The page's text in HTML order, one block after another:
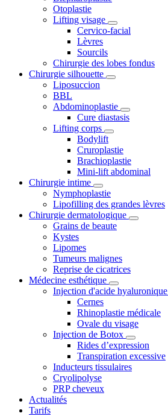
Otoplastie
Lifting visage
Cervico-facial
Lèvres
Sourcils
Chirurgie des lobes fondus
Chirurgie silhouette
Liposuccion
BBL
Abdominoplastie
Cure diastasis
Lifting corps
Bodylift
Cruroplastie
Brachioplastie
Mini-lift abdominal
Chirurgie intime
Nymphoplastie
Lipofilling des grandes lèvres
Chirurgie dermatologique
Grains de beaute
Kystes
Lipomes
Tumeurs malignes
Reprise de cicatrices
Médecine esthétique
Injection d'acide hyaluronique
Cernes
Rhinoplastie médicale
Ovale du visage
Injection de Botox
Rides d’expression
Transpiration excessive
Inducteurs tissulaires
Cryolipolyse
PRP cheveux
Actualités
Tarifs